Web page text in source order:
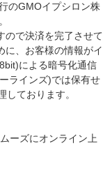
のGMOイプシロン株
ので決済を完了させて
に、お客様の情報がイ
による暗号化通信
ラインズ)では保有せ
ております。
ーズにオンライン上